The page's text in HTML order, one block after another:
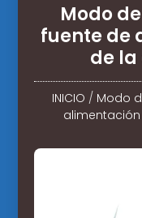
Modo
fuente de
de la
INICIO / Modo